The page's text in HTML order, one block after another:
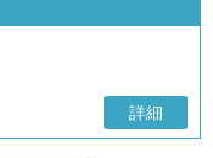
詳細